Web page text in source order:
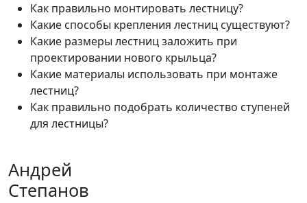
Как правильно монтировать лестницу?
Какие способы крепления лестниц существуют?
Какие размеры лестниц заложить при
проектировании нового крыльца?
Какие материалы использовать при монтаже
лестниц?
Как правильно подобрать количество ступеней
для лестницы?
Андрей
Степанов